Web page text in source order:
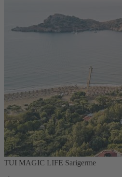
TUI MAGIC LIFE Sarigerme